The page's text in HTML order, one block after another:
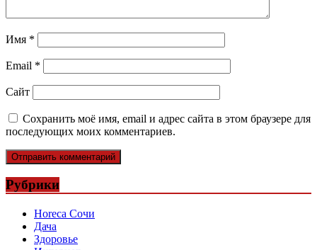
Имя *
Email *
Сайт
Сохранить моё имя, email и адрес сайта в этом браузере для
последующих моих комментариев.
Рубрики
Horeca Сочи
Дача
Здоровье